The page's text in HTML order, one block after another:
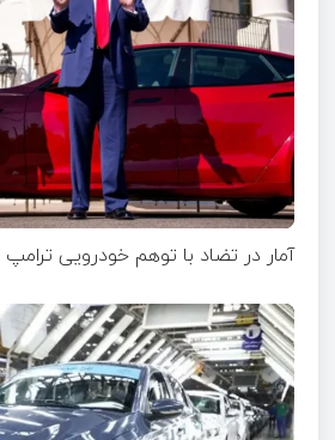
آمار در تضاد با توهم خودرویی ترامپ